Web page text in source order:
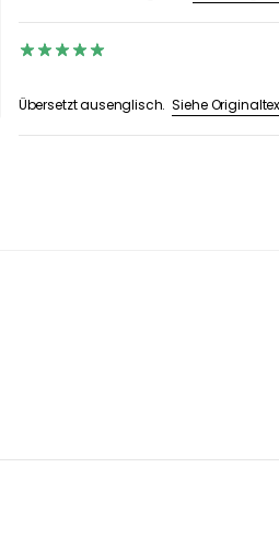
Übersetzt ausenglisch. Siehe